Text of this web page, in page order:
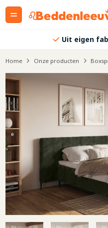
Uit eigen
Home Onze producten